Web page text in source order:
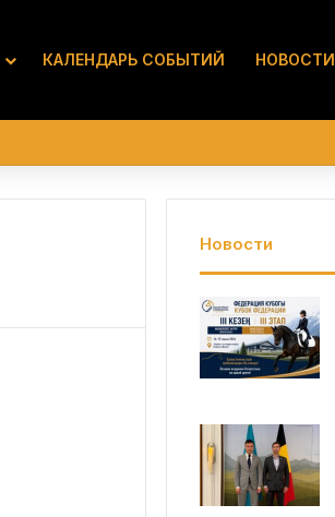
КАЛЕНДАРЬ СОБЫТИЙ НОВОСТИ
Новости